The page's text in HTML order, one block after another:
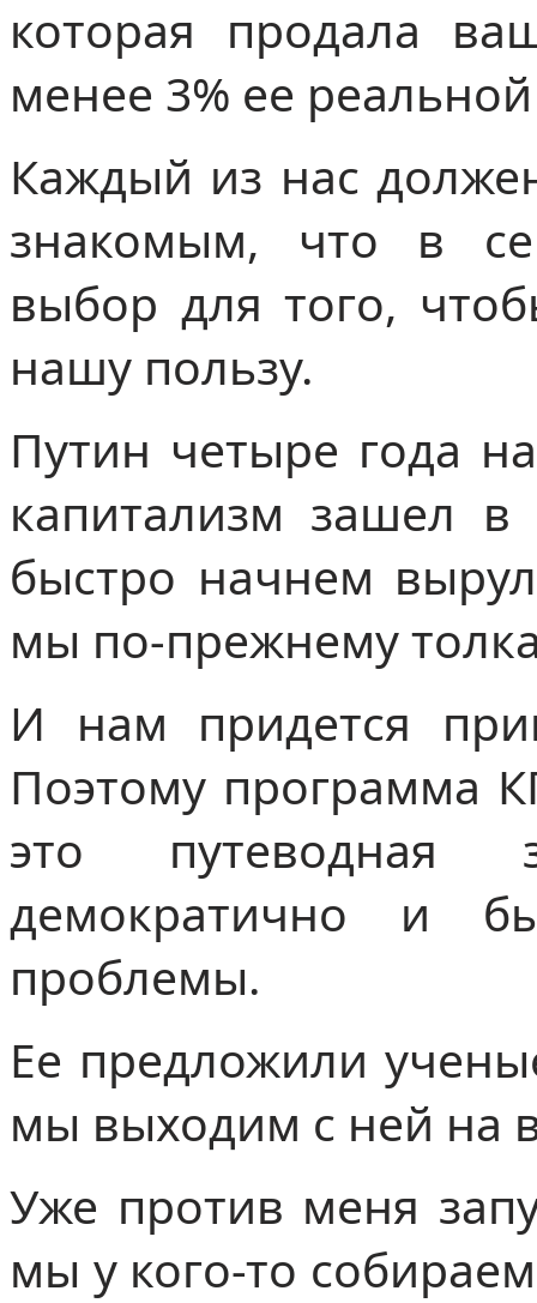
которая продала
менее 3% ее
Каждый из нас
знакомым, что в
выбор для того,
нашу пользу.
Путин четыре года
капитализм зашел
быстро начнем
мы по-прежнему
И нам придется
Поэтому программа
это путеводная
демократично и
проблемы.
Ее предложили
мы выходим с ней на
Уже против меня
мы у кого-то